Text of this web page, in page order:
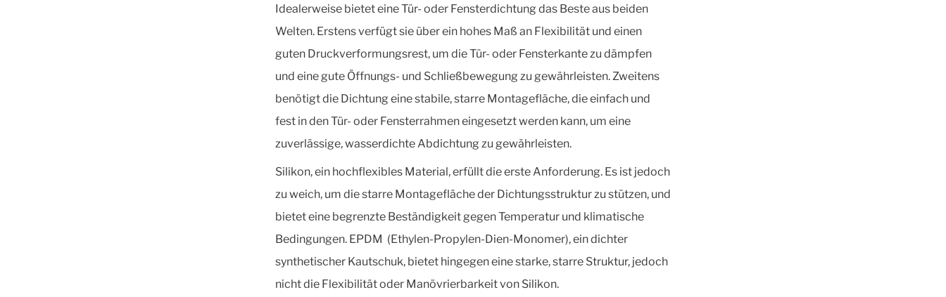
Idealerweise bietet eine Tür- oder Fensterdichtung das Beste aus beiden
Welten. Erstens verfügt sie über ein hohes Maß an Flexibilität und einen
guten Druckverformungsrest, um die Tür- oder Fensterkante zu dämpfen
und eine gute Öffnungs- und Schließbewegung zu gewährleisten. Zweitens
benötigt die Dichtung eine stabile, starre Montagefläche, die einfach und
fest in den Tür- oder Fensterrahmen eingesetzt werden kann, um eine
zuverlässige, wasserdichte Abdichtung zu gewährleisten.
Silikon, ein hochflexibles Material, erfüllt die erste Anforderung. Es ist jedoch
zu weich, um die starre Montagefläche der Dichtungsstruktur zu stützen, und
bietet eine begrenzte Beständigkeit gegen Temperatur und klimatische
Bedingungen. EPDM (Ethylen-Propylen-Dien-Monomer), ein dichter
synthetischer Kautschuk, bietet hingegen eine starke, starre Struktur, jedoch
nicht die Flexibilität oder Manövrierbarkeit von Silikon.